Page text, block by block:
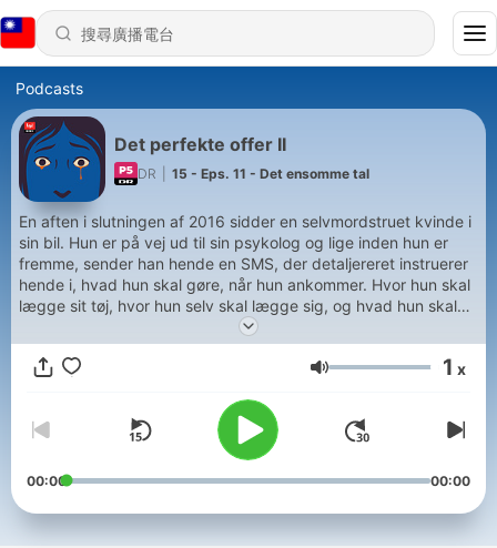
Podcasts
Det perfekte offer II
DR 15 - Eps. 11 - Det ensomme tal
En aften i slutningen af 2016 sidder en selvmordstruet kvinde i
sin bil. Hun er på vej ud til sin psykolog og lige inden hun er
fremme, sender han hende en SMS, der detaljereret instruerer
hende i, hvad hun skal gøre, når hun ankommer. Hvor hun skal
lægge sit tøj, hvor hun selv skal lægge sig, og hvad hun skal
gøre. Psykologen har fortalt kvinden, at det er en del af en
behandling, som skal hjælpe hende med at håndtere de
problemer hun har. Problemer der stammer fra flere seksuelle
mand som hun igennem flere år har betroet sig til og fortalt
sine dybeste hemmeligheder. Knap to år senere - i efteråret
2018 - får en journalist fra P1 Dokumentar et tip om sagen. Et
tip der skal føre til nye opsigtsvækkende oplysninger om
føre tilsyn med ham. Tilrettelæggelse, optagelse og
音量 1 x
00:00 00:00